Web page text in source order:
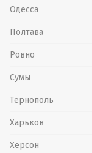
Одесса
Полтава
Ровно
Сумы
Тернополь
Харьков
Херсон